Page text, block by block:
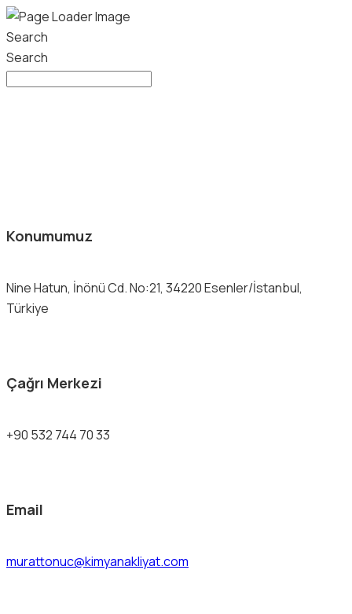
Search
Search
Konumumuz
Nine Hatun, İnönü Cd. No:21, 34220 Esenler/İstanbul,
Türkiye
Çağrı Merkezi
+90 532 744 70 33
Email
murattonuc@kimyanakliyat.com